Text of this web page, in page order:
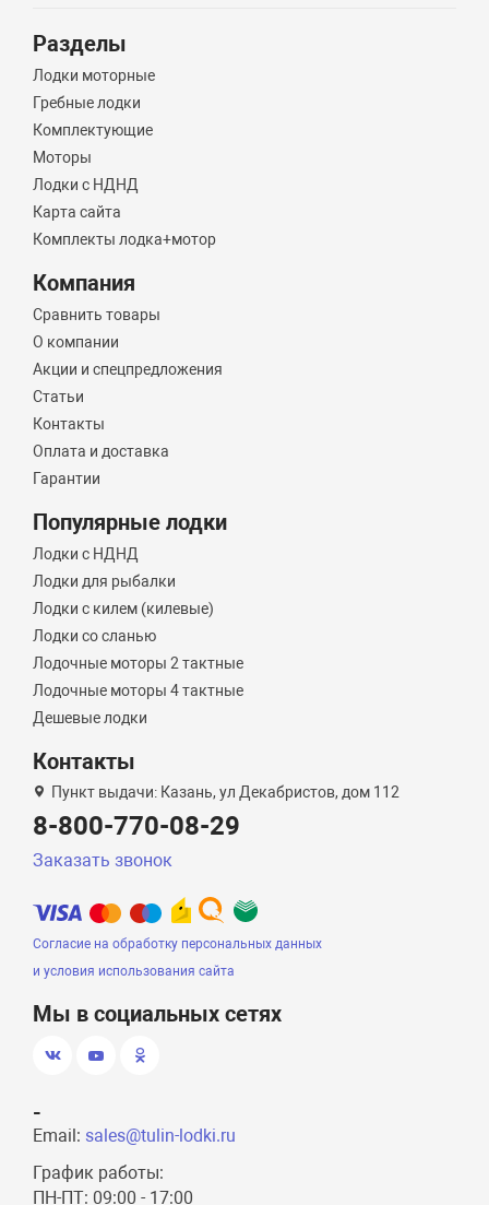
Разделы
Лодки моторные
Гребные лодки
Комплектующие
Моторы
Лодки с НДНД
Карта сайта
Комплекты лодка+мотор
Компания
Сравнить товары
О компании
Акции и спецпредложения
Статьи
Контакты
Оплата и доставка
Гарантии
Популярные лодки
Лодки с НДНД
Лодки для рыбалки
Лодки с килем (килевые)
Лодки со сланью
Лодочные моторы 2 тактные
Лодочные моторы 4 тактные
Дешевые лодки
Контакты
Пункт выдачи: Казань, ул Декабристов, дом 112
8-800-770-08-29
Заказать звонок
Согласие на обработку персональных данных
и условия использования сайта
Мы в социальных сетях
-
Email: sales@tulin-lodki.ru
График работы:
ПН-ПТ: 09:00 - 17:00